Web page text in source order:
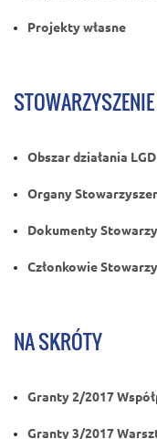
Projekty własne
STOWARZYSZENIE
Obszar działania LGD
Organy
Dokumenty
Członkowie
NA SKRÓTY
Granty 2/2017
Granty 3/2017